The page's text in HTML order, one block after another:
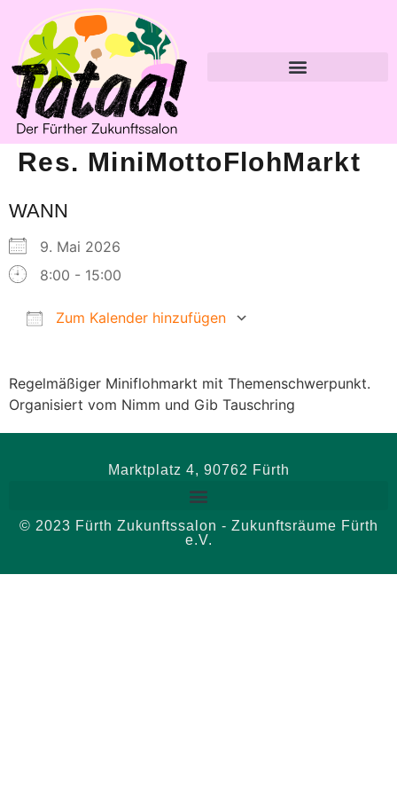
Res. MiniMottoFlohMarkt
WANN
9. Mai 2026
8:00 - 15:00
Zum Kalender hinzufügen
Regelmäßiger Miniflohmarkt mit Themenschwerpunkt.
Organisiert vom Nimm und Gib Tauschring
Marktplatz 4, 90762 Fürth
© 2023 Fürth Zukunftssalon - Zukunftsräume Fürth
e.V.